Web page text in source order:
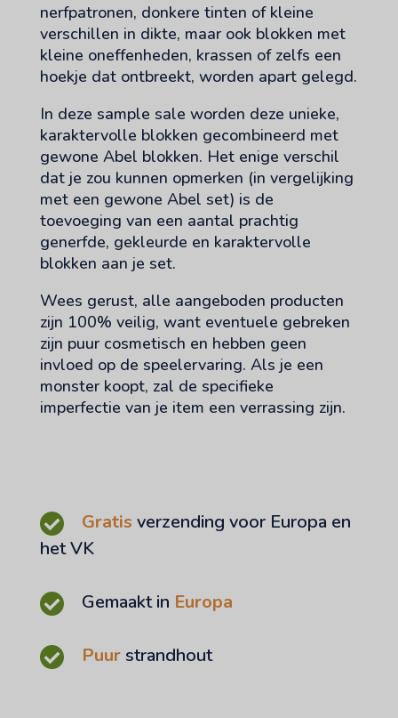
nerfpatronen, donkere tinten of kleine
verschillen in dikte, maar ook blokken met
kleine oneffenheden, krassen of zelfs een
hoekje dat ontbreekt, worden apart gelegd.
In deze sample sale worden deze unieke,
karaktervolle blokken gecombineerd met
gewone Abel blokken. Het enige verschil
dat je zou kunnen opmerken (in vergelijking
met een gewone Abel set) is de
toevoeging van een aantal prachtig
generfde, gekleurde en karaktervolle
blokken aan je set.
Wees gerust, alle aangeboden producten
zijn 100% veilig, want eventuele gebreken
zijn puur cosmetisch en hebben geen
invloed op de speelervaring. Als je een
monster koopt, zal de specifieke
imperfectie van je item een verrassing zijn.
Gratis verzending voor Europa en
het VK
Gemaakt in Europa
Puurstrandhout